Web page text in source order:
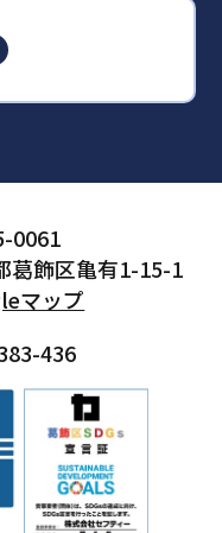
0061
葛飾区亀有1-15-1
マップ
436